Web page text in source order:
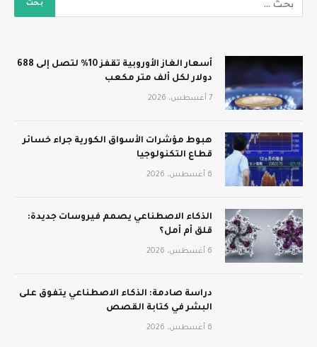
أسعار الغاز الأوروبية تقفز 10% لتصل إلى 688
دولار لكل ألف متر مكعب
7 أغسطس، 2026
هبوط مؤشرات الأسواق الكورية جراء خسائر
قطاع التكنولوجيا
6 أغسطس، 2026
الذكاء الاصطناعي يصمم فيروسات جديدة:
قلق أم أمل؟
6 أغسطس، 2026
دراسة صادمة: الذكاء الاصطناعي يتفوق على
البشر في كتابة القصص
6 أغسطس، 2026